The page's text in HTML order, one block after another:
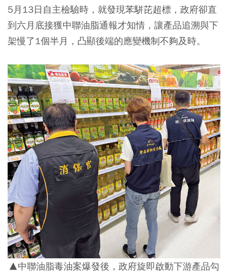
5月13日自主檢驗時，就發現苯駢芘超標，政府卻直
到六月底接獲中聯油脂通報才知情，讓產品追溯與下
架慢了1個半月，凸顯後端的應變機制不夠及時。
▲中聯油脂毒油案爆發後，政府旋即啟動下游產品勾